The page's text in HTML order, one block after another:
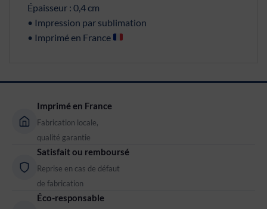
Épaisseur : 0,4 cm
• Impression par sublimation
• Imprimé en France
Imprimé en France
Fabrication locale,
qualité garantie
Satisfait ou remboursé
Reprise en cas de défaut
de fabrication
Éco-responsable